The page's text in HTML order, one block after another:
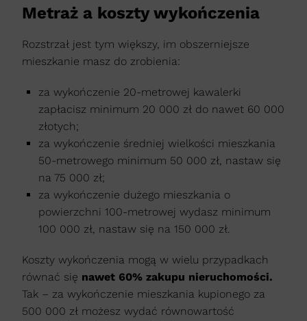
Metraż a koszty wykończenia
Rozstrzał jest tym większy, im obszerniejsze
mieszkanie masz do zrobienia:
za wykończenie 20-metrowej kawalerki
zapłacisz minimum 20 000 zł do nawet 60 000
złotych;
za wykończenie średniej wielkości mieszkania
50-metrowego minimum 50 000 zł, nastaw się
na 75 000 zł;
za wykończenie dużego mieszkania o
powierzchni 100-metrowej wydasz minimum
100 000 zł, nastaw się na 150 000 zł.
Koszty wykończenia mogą w wielu przypadkach
równać się nawet 60% zakupu nieruchomości.
Tak – za wykończenie mieszkania kupionego za
500 000 zł możesz wydać równowartość